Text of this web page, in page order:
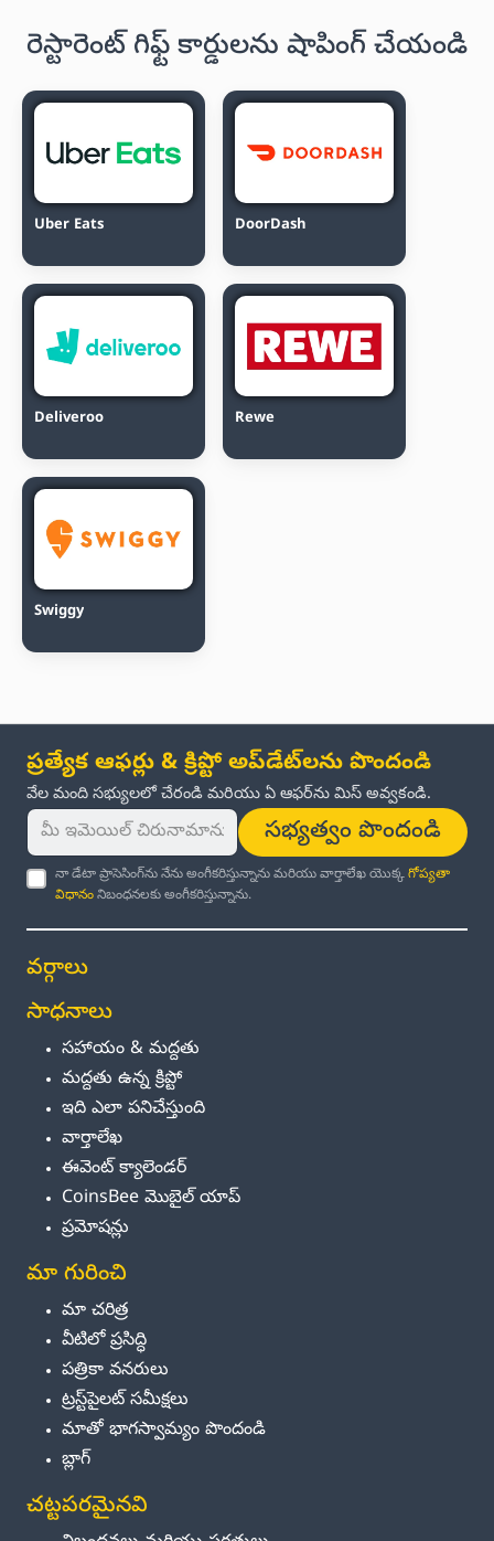
రెస్టారెంట్ గిఫ్ట్ కార్డులను షాపింగ్ చేయండి
Uber Eats DoorDash
Deliveroo Rewe
Swiggy
ప్రత్యేక ఆఫర్లు & క్రిప్టో అప్‌డేట్‌లను పొందండి
వేల మంది సభ్యులలో చేరండి మరియు ఏ ఆఫర్‌ను మిస్ అవ్వకండి.
సభ్యత్వం పొందండి
నా డేటా ప్రాసెసింగ్‌ను నేను అంగీకరిస్తున్నాను మరియు వార్తాలేఖ యొక్కగోప్యతా
విధానంనిబంధనలకు అంగీకరిస్తున్నాను.
వర్గాలు
సాధనాలు
సహాయం & మద్దతు
మద్దతు ఉన్న క్రిప్టో
ఇది ఎలా పనిచేస్తుంది
వార్తాలేఖ
ఈవెంట్ క్యాలెండర్
CoinsBee మొబైల్ యాప్
ప్రమోషన్లు
మా గురించి
మా చరిత్ర
వీటిలో ప్రసిద్ధి
పత్రికా వనరులు
ట్రస్ట్‌పైలట్ సమీక్షలు
మాతో భాగస్వామ్యం పొందండి
బ్లాగ్
చట్టపరమైనవి